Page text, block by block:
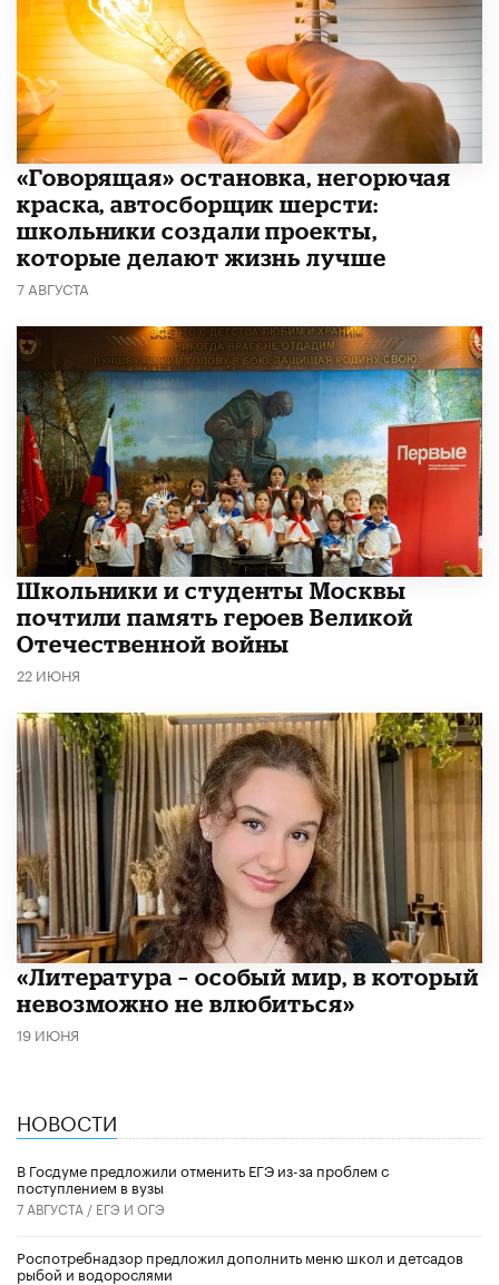
​«Говорящая» остановка, негорючая
краска, автосборщик шерсти:
школьники создали проекты,
которые делают жизнь лучше
7 АВГУСТА
Школьники и студенты Москвы
почтили память героев Великой
Отечественной войны
22 ИЮНЯ
​«Литература – особый мир, в который
невозможно не влюбиться»
19 ИЮНЯ
НОВОСТИ
В Госдуме предложили отменить ЕГЭ из-за проблем с
поступлением в вузы
7 АВГУСТА / ЕГЭ И ОГЭ
Роспотребнадзор предложил дополнить меню школ и детсадов
рыбой и водорослями